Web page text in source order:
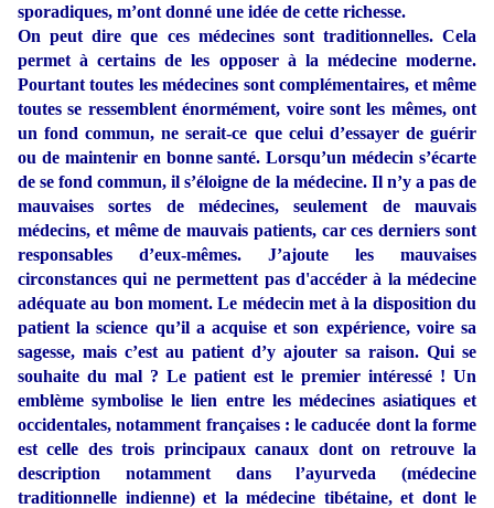
sporadiques, m’ont donné une idée de cette richesse.
On peut dire que ces médecines sont traditionnelles. Cela
permet à certains de les opposer à la médecine moderne.
Pourtant toutes les médecines sont complémentaires, et même
toutes se ressemblent énormément, voire sont les mêmes, ont
un fond commun, ne serait-ce que celui d’essayer de guérir
ou de maintenir en bonne santé. Lorsqu’un médecin s’écarte
de se fond commun, il s’éloigne de la médecine. Il n’y a pas de
mauvaises sortes de médecines, seulement de mauvais
médecins, et même de mauvais patients, car ces derniers sont
responsables d’eux-mêmes. J’ajoute les mauvaises
circonstances qui ne permettent pas d'accéder à la médecine
adéquate au bon moment. Le médecin met à la disposition du
patient la science qu’il a acquise et son expérience, voire sa
sagesse, mais c’est au patient d’y ajouter sa raison. Qui se
souhaite du mal ? Le patient est le premier intéressé ! Un
emblème symbolise le lien entre les médecines asiatiques et
occidentales, notamment françaises : le caducée dont la forme
est celle des trois principaux canaux dont on retrouve la
description notamment dans l’ayurveda (médecine
traditionnelle indienne) et la médecine tibétaine, et dont le